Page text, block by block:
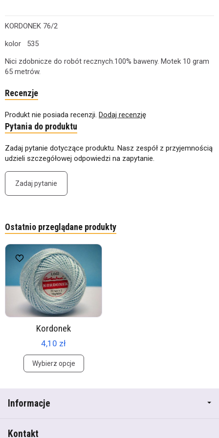
KORDONEK 76/2
kolor 535
Nici zdobnicze do robót recznych.100% baweny. Motek 10 gram
65 metrów.
Recenzje
Produkt nie posiada recenzji. Dodaj recenzję
Pytania do produktu
Zadaj pytanie dotyczące produktu. Nasz zespół z przyjemnością
udzieli szczegółowej odpowiedzi na zapytanie.
Zadaj pytanie
Ostatnio przeglądane produkty
Kordonek
4,10 zł
Wybierz opcje
Informacje
Kontakt